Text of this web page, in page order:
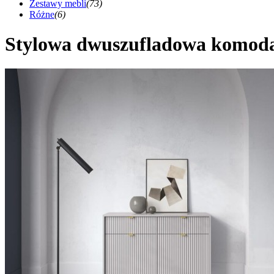
Zestawy mebli(73)
Różne(6)
Stylowa dwuszufladowa